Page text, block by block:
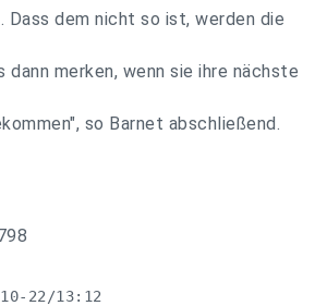
Dass dem nicht so ist, werden die
merken, wenn sie ihre nächste
so Barnet abschließend.
22/13:12